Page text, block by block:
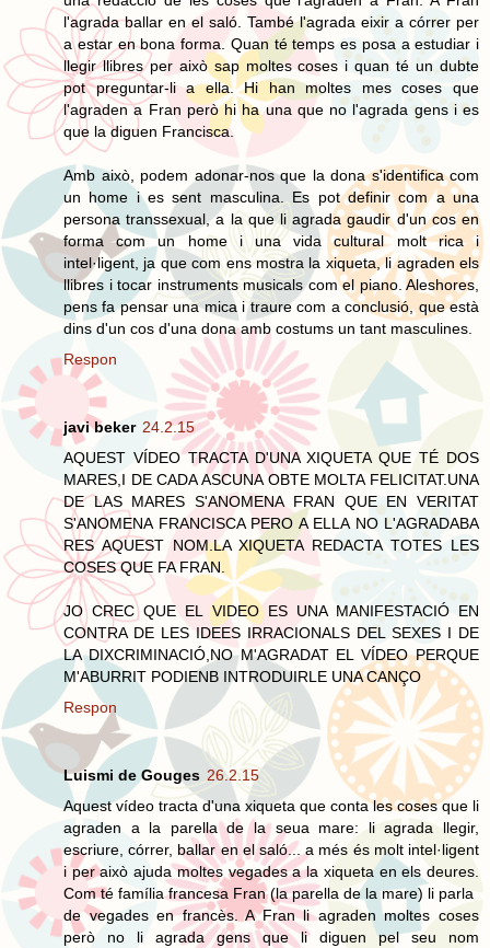
l'agrada ballar en el saló. També l'agrada eixir a córrer per
a estar en bona forma. Quan té temps es posa a estudiar i
llegir llibres per això sap moltes coses i quan té un dubte
pot preguntar-li a ella. Hi han moltes mes coses que
l'agraden a Fran però hi ha una que no l'agrada gens i es
que la diguen Francisca.
Amb això, podem adonar-nos que la dona s'identifica com
un home i es sent masculina. Es pot definir com a una
persona transsexual, a la que li agrada gaudir d'un cos en
forma com un home i una vida cultural molt rica i
intel·ligent, ja que com ens mostra la xiqueta, li agraden els
llibres i tocar instruments musicals com el piano. Aleshores,
pens fa pensar una mica i traure com a conclusió, que està
dins d'un cos d'una dona amb costums un tant masculines.
Respon
javi beker 24.2.15
AQUEST VÍDEO TRACTA D'UNA XIQUETA QUE TÉ DOS
MARES,I DE CADA ASCUNA OBTE MOLTA FELICITAT.UNA
DE LAS MARES S'ANOMENA FRAN QUE EN VERITAT
S'ANOMENA FRANCISCA PERO A ELLA NO L'AGRADABA
RES AQUEST NOM.LA XIQUETA REDACTA TOTES LES
COSES QUE FA FRAN.
JO CREC QUE EL VIDEO ES UNA MANIFESTACIÓ EN
CONTRA DE LES IDEES IRRACIONALS DEL SEXES I DE
LA DIXCRIMINACIÓ,NO M'AGRADAT EL VÍDEO PERQUE
M'ABURRIT PODIENB INTRODUIRLE UNA CANÇO
Respon
Luismi de Gouges 26.2.15
Aquest vídeo tracta d'una xiqueta que conta les coses que li
agraden a la parella de la seua mare: li agrada llegir,
escriure, córrer, ballar en el saló... a més és molt intel·ligent
i per això ajuda moltes vegades a la xiqueta en els deures.
Com té família francesa Fran (la parella de la mare) li parla
de vegades en francès. A Fran li agraden moltes coses
però no li agrada gens que li diguen pel seu nom